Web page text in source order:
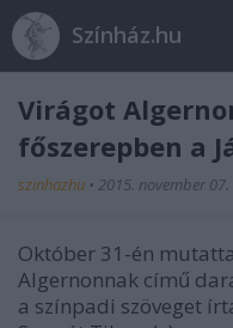
Színház.hu
Virágot
főszerepben a
szinhazhu • 2015. november 07.
Október 31-én
Algernonnak című
a színpadi szöveget